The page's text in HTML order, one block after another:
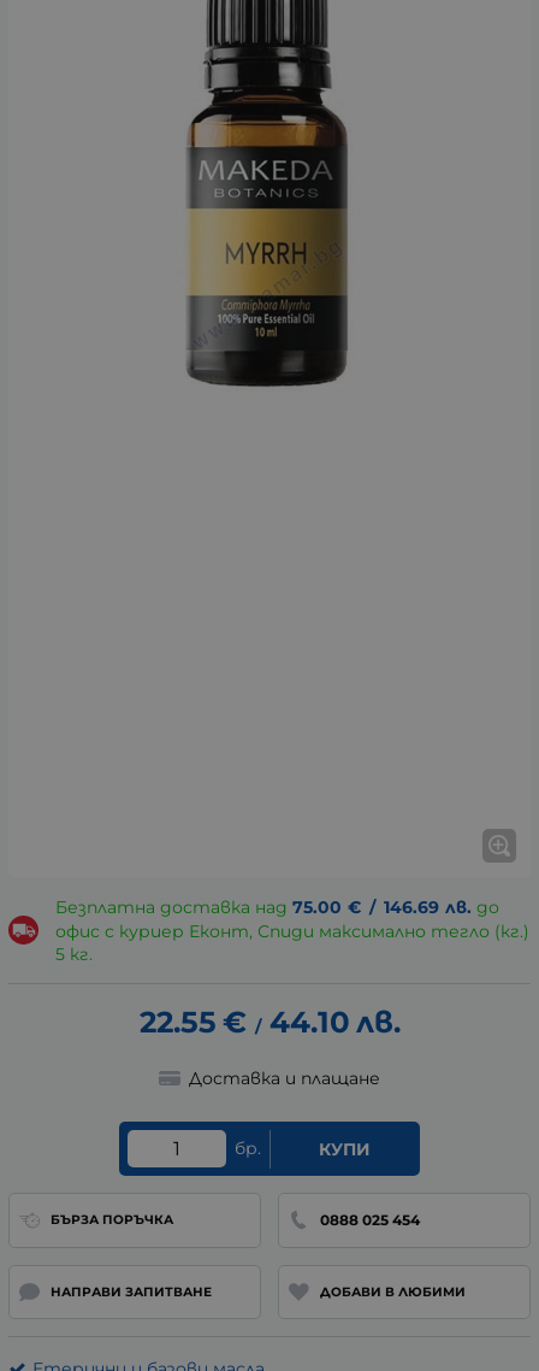
Безплатна доставка над 75.00 € / 146.69 лв. до
офис с куриер Еконт, Спиди максимално тегло (кг.)
5 кг.
22.55 € / 44.10 лв.
Доставка и плащане
бр. КУПИ
БЪРЗА ПОРЪЧКА 0888 025 454
НАПРАВИ ЗАПИТВАНЕ ДОБАВИ В ЛЮБИМИ